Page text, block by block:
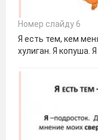
Номер слайду 6
Я есть тем, кем
хулиган. Я копуша.